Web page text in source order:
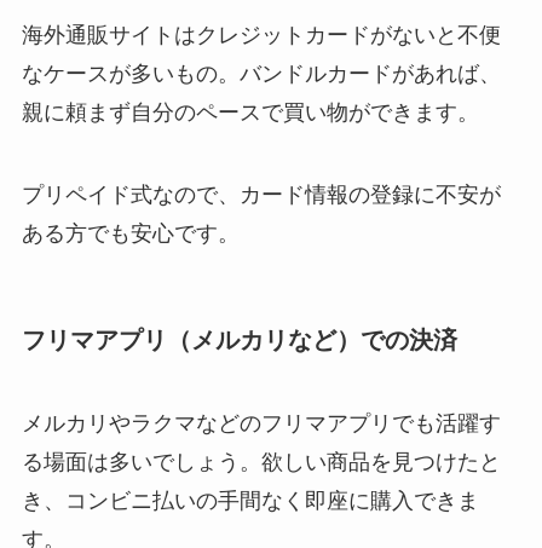
海外通販サイトはクレジットカードがないと不便
なケースが多いもの。バンドルカードがあれば、
親に頼まず自分のペースで買い物ができます。
プリペイド式なので、カード情報の登録に不安が
ある方でも安心です。
フリマアプリ（メルカリなど）での決済
メルカリやラクマなどのフリマアプリでも活躍す
る場面は多いでしょう。欲しい商品を見つけたと
き、コンビニ払いの手間なく即座に購入できま
す。